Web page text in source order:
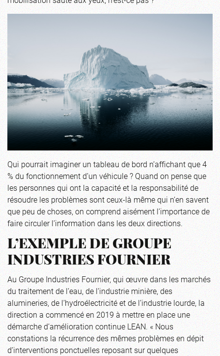
Qui pourrait imaginer un tableau de bord n’affichant que 4
% du fonctionnement d’un véhicule ? Quand on pense que
les personnes qui ont la capacité et la responsabilité de
résoudre les problèmes sont ceux-là même qui n’en savent
que peu de choses, on comprend aisément l’importance de
faire circuler l’information dans les deux directions.
L’EXEMPLE DE GROUPE
INDUSTRIES FOURNIER
Au Groupe Industries Fournier, qui œuvre dans les marchés
du traitement de l’eau, de l’industrie minière, des
alumineries, de l’hydroélectricité et de l’industrie lourde, la
direction a commencé en 2019 à mettre en place une
démarche d’amélioration continue LEAN. « Nous
constations la récurrence des mêmes problèmes en dépit
d’interventions ponctuelles reposant sur quelques